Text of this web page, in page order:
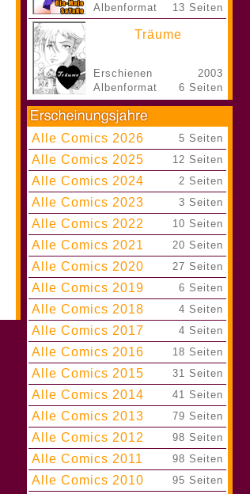
Albenformat
13 Seiten
Träume
Erschienen
Albenformat
2003
6 Seiten
Alle Comics 2026 5 Seiten
Alle Comics 2025 12 Seiten
Alle Comics 2024 2 Seiten
Alle Comics 2023 3 Seiten
Alle Comics 2022 10 Seiten
Alle Comics 2021 20 Seiten
Alle Comics 2020 27 Seiten
Alle Comics 2019 6 Seiten
Alle Comics 2018 4 Seiten
Alle Comics 2017 4 Seiten
Alle Comics 2016 18 Seiten
Alle Comics 2015 31 Seiten
Alle Comics 2014 41 Seiten
Alle Comics 2013 79 Seiten
Alle Comics 2012 98 Seiten
Alle Comics 2011 98 Seiten
Alle Comics 2010 95 Seiten